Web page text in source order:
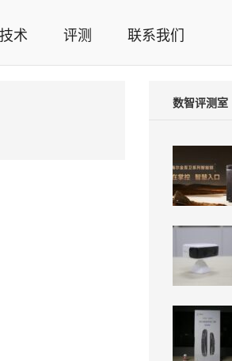
行业观点，智能家居项目案例
技术 评测 联系我们
数智评测室